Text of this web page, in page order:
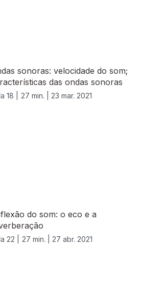
sonoras: velocidade do som;
das ondas sonoras
18 | 27 min. | 23 mar. 2021
do som: o eco e a
22 | 27 min. | 27 abr. 2021